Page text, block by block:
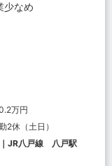
なめ
万円
2休（土日）
JR八戸線 八戸駅